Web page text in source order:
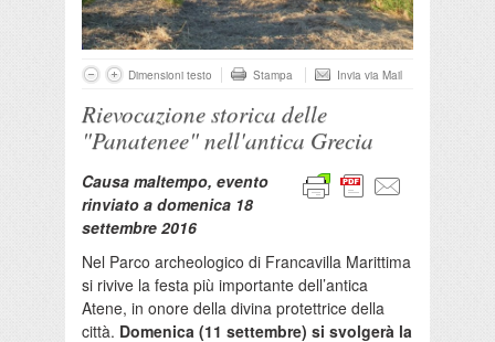
Dimensioni testo Stampa Invia via Mail
Rievocazione storica delle
"Panatenee" nell'antica Grecia
Causa maltempo, evento
rinviato a domenica 18
settembre 2016
Nel Parco archeologico di Francavilla Marittima
si rivive la festa più importante dell’antica
Atene, in onore della divina protettrice della
città. Domenica (11 settembre) si svolgerà la